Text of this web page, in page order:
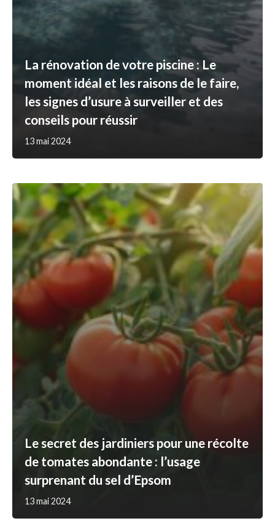
La rénovation de votre piscine : Le
moment idéal et les raisons de le faire,
les signes d’usure à surveiller et des
conseils pour réussir
13 mai 2024
Le secret des jardiniers pour une récolte
de tomates abondante : l’usage
surprenant du sel d’Epsom
13 mai 2024